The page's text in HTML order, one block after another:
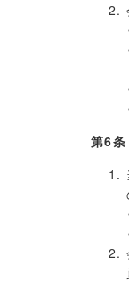
第6条